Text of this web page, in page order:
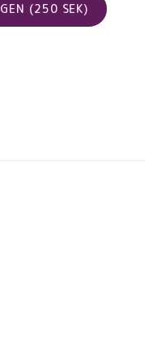
(250 SEK)